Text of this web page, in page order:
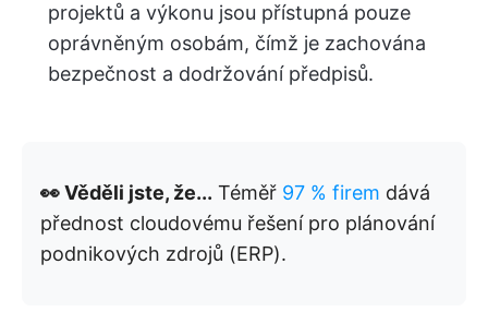
projektů a výkonu jsou přístupná pouze
oprávněným osobám, čímž je zachována
bezpečnost a dodržování předpisů.
👀 Věděli jste, že... Téměř 97 % firem dává
přednost cloudovému řešení pro plánování
podnikových zdrojů (ERP).